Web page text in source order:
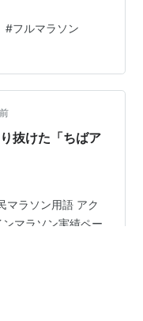
方は、是非こちら
い♪ …あ～ッ！ワイ
たかった
アのためエントリ
インマラソンの本
#フルマラソン
抜けた「ちばア